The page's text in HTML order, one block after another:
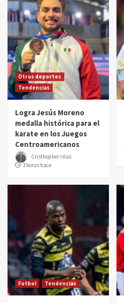
Otros deportes
Tendencias
Logra Jesús Moreno
medalla histórica para el
karate en los Juegos
Centroamericanos
Cristhopher Islas
3 horas hace
Futbol Tendencias